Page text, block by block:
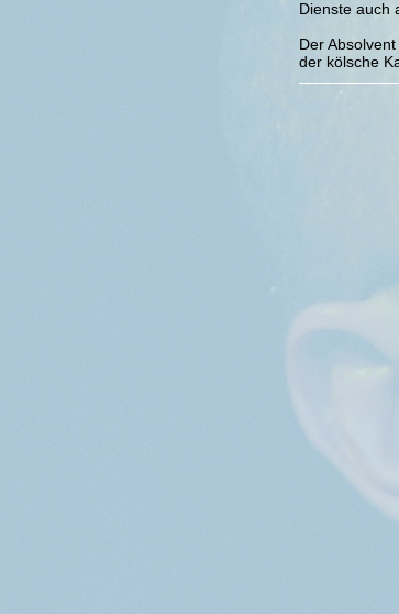
Dienste auch
Der
der kölsche